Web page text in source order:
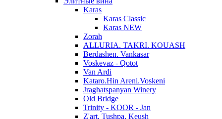
Karas
Karas Classic
Karas NEW
Zorah
ALLURIA. TAKRI. KOUASH
Berdashen. Vankasar
Voskevaz - Qotot
Van Ardi
Kataro.Hin Areni.Voskeni
Jraghatspanyan Winery
Old Bridge
Trinity - KOOR - Jan
Z'art, Tushpa, Keush